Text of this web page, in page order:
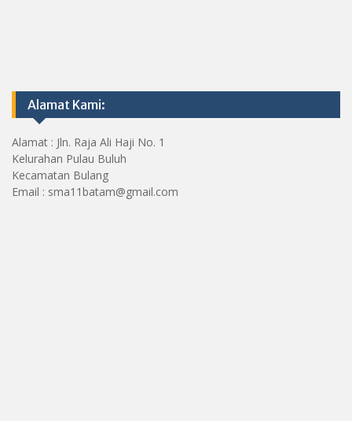
Alamat Kami:
Alamat : Jln. Raja Ali Haji No. 1
Kelurahan Pulau Buluh
Kecamatan Bulang
Email : sma11batam@gmail.com